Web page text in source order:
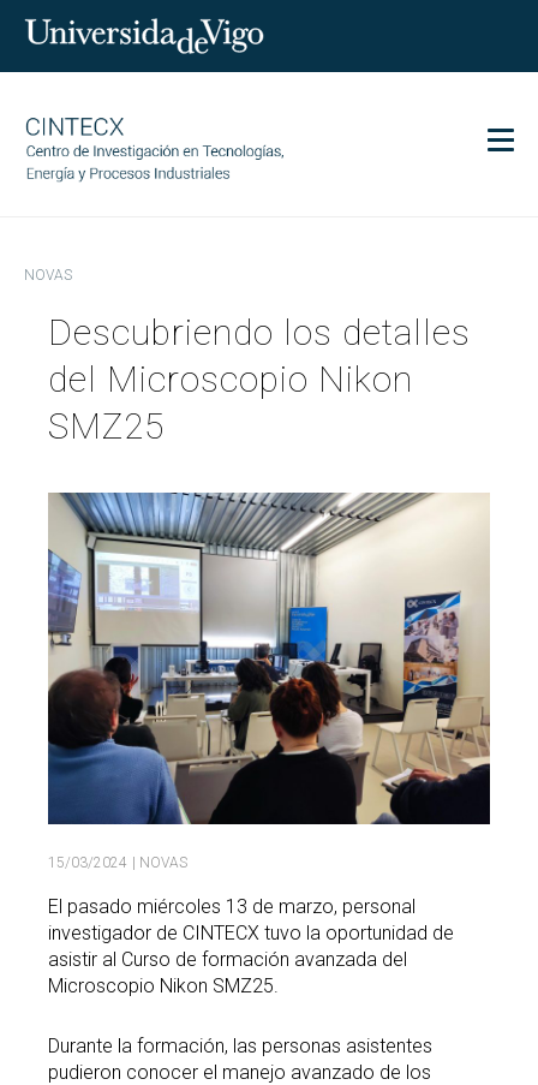
Investigación
Transferencia
Servizos
Igualdade
ES EN Search
Buscar
por:
BUSCAR Instagram Linkedin
NOVAS
Descubriendo los detalles
del Microscopio Nikon
SMZ25
15/03/2024 | NOVAS
El pasado miércoles 13 de marzo, personal
investigador de CINTECX tuvo la oportunidad de
asistir al Curso de formación avanzada del
Microscopio Nikon SMZ25.
Durante la formación, las personas asistentes
pudieron conocer el manejo avanzado de los